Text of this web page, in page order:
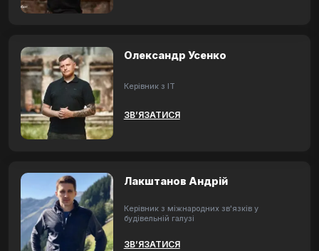
Олександр Усенко
Керівник з ІТ
ЗВ’ЯЗАТИСЯ
Лакштанов Андрій
Керівник з міжнародних зв'язків у
будівельній галузі
ЗВ’ЯЗАТИСЯ